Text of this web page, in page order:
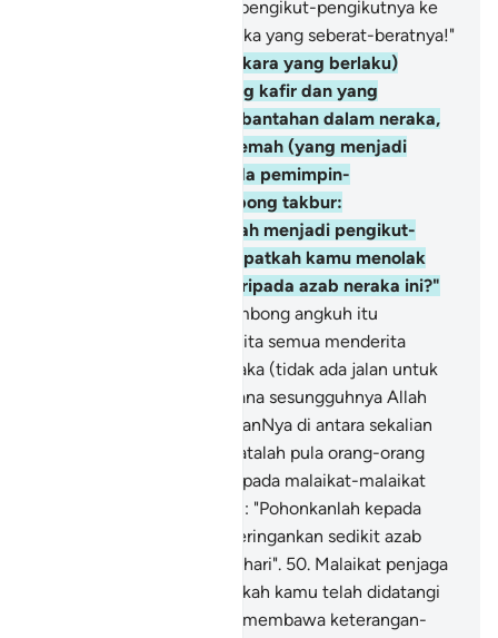
"Masukkanlah Firaun dan pengikut-pengikutnya ke
dalam azab seksa api neraka yang seberat-beratnya!"
Dan (ingatkanlah perkara yang berlaku)
semasa orang-orang yang kafir dan yang
menderhaka berbantah-bantahan dalam neraka,
iaitu orang-orang yang lemah (yang menjadi
pengikut) berkata kepada pemimpin-
pemimpinnya yang sombong takbur:
"Sesungguhnya kami telah menjadi pengikut-
pengikut kamu, maka dapatkah kamu menolak
dari kami sebahagian daripada azab neraka ini?"
Orang-orang yang sombong angkuh itu
menjawab: "Sebenarnya kita semua menderita
bersama-sama dalam neraka (tidak ada jalan untuk
kita melepaskan diri), kerana sesungguhnya Allah
telah menetapkan hukumanNya di antara sekalian
Dan berkatalah pula orang-orang
yang ada dalam neraka kepada malaikat-malaikat
penjaga neraka Jahannam: "Pohonkanlah kepada
Tuhan kamu, supaya Ia meringankan sedikit azab
seksa dari kami, barang sehari". 50. Malaikat penjaga
neraka menjawab: "Bukankah kamu telah didatangi
Rasul-rasul kamu dengan membawa keterangan-